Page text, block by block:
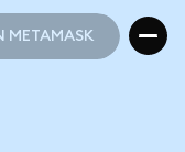
METAMASK